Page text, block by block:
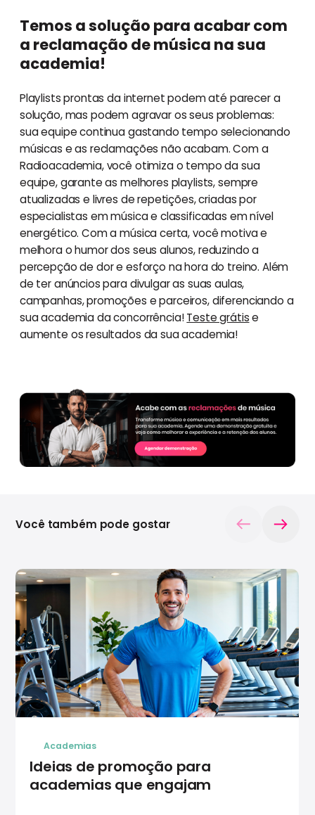
Temos a solução para acabar com
a reclamação de música na sua
academia!
Playlists prontas da internet podem até parecer a
solução, mas podem agravar os seus problemas:
sua equipe continua gastando tempo selecionando
músicas e as reclamações não acabam. Com a
Radioacademia, você otimiza o tempo da sua
equipe, garante as melhores playlists, sempre
atualizadas e livres de repetições, criadas por
especialistas em música e classificadas em nível
energético. Com a música certa, você motiva e
melhora o humor dos seus alunos, reduzindo a
percepção de dor e esforço na hora do treino. Além
de ter anúncios para divulgar as suas aulas,
campanhas, promoções e parceiros, diferenciando a
sua academia da concorrência!Teste grátise
aumente os resultados da sua academia!
Academias
Ideias de promoção para
academias que engajam
Você também pode gostar